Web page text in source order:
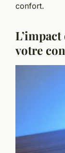
confort.
votre